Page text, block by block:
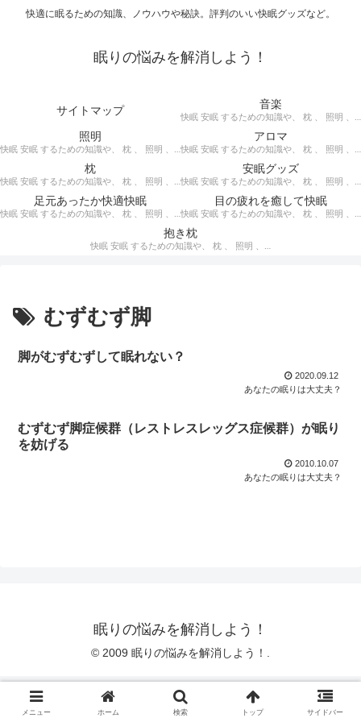
快適に眠るための知識、ノウハウや秘訣。評判のいい快眠グッズなど。
眠りの悩みを解消しよう！
サイトマップ 音楽
快眠 安眠 するための知識や、 枕 、 照明 、 アロマ など、おすすめの グッズ を紹介。 快眠 安眠 のための 音楽 CD の紹介です。 ヒーリングCD リラクゼーションCD インストゥルメンタルCD オルゴールCD ヘミシンクCD α波音楽 など。
照明
快眠 安眠 するための知識や、 枕 、 照明 、 アロマ など、おすすめの グッズ などを紹介。 快眠 安眠 のための 照明 フロアライト テーブルライト デスクライト スタンドライト など。
アロマ
快眠 安眠 するための知識や、 枕 、 照明 、 アロマ など、おすすめの グッズ などを紹介。 エッセンシャルオイル をはじめ、 アロマオイル を利用した アロマランプ 、 アロマディフューザー 、 アロマスプレー などの紹介です。
枕
快眠 安眠 するための知識や、 枕 、 照明 、 アロマ など、おすすめの グッズ などを紹介。 ぐっすり眠るために重要な枕選びのポイントや商品の紹介、 テンピュール 、 マニフレックス など。
安眠グッズ
快眠 安眠 するための知識や、 枕 、 照明 、 アロマ など、おすすめの グッズ などを紹介。 いろいろな 快眠 安眠 グッズ の紹介、足枕、うたた寝枕、目覚まし時計、入浴剤 など。
足元あったか快適快眠
快眠 安眠 するための知識や、 枕 、 照明 、 アロマ など、おすすめの グッズ などを紹介。 足元あったかで快適に眠るための 湯たんぽ あったか靴下 レッグウォーマー などの紹介です。
目の疲れを癒して快眠
快眠 安眠 するための知識や、 枕 、 照明 、 アロマ など、おすすめの グッズ などを紹介。 目の疲れを癒やす、 快眠、安眠 のための アイマスク アイピロー について。
抱き枕
快眠 安眠 するための知識や、 枕 、 照明 、 アロマ など、おすすめの グッズ などを紹介。 安心感を得る、リラックスして眠れるための 抱き枕 の紹介です。 妊婦さんや赤ちゃん、腰痛がある人におすすめ。
むずむず脚
脚がむずむずして眠れない？
2020.09.12
あなたの眠りは大丈夫？
むずむず脚症候群（レストレスレッグス症候群）が眠り
を妨げる
2010.10.07
あなたの眠りは大丈夫？
眠りの悩みを解消しよう！
© 2009 眠りの悩みを解消しよう！.
メニュー ホーム 検索 トップ サイドバー